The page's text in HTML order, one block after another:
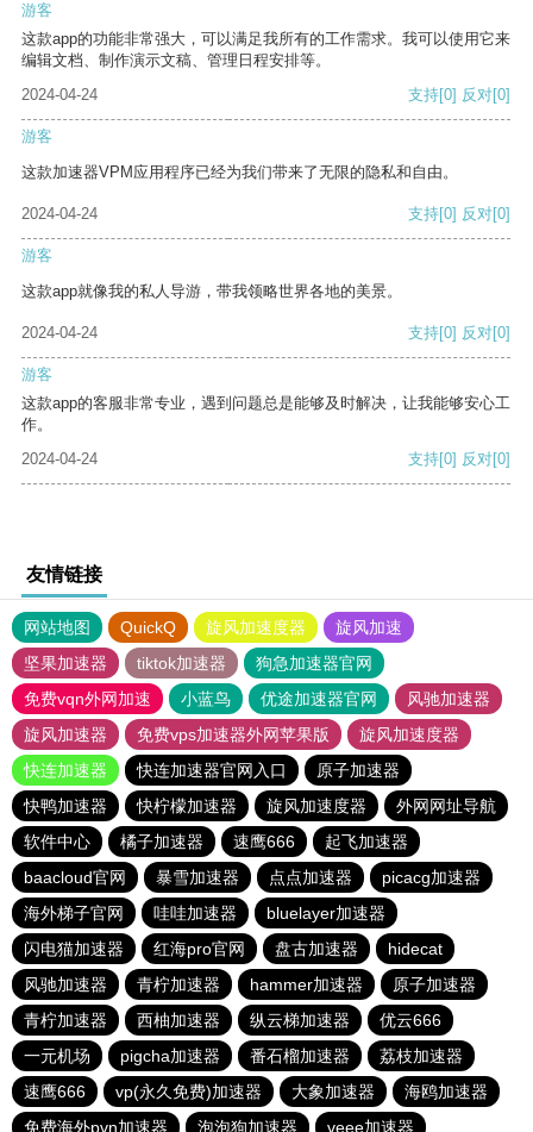
游客
这款app的功能非常强大，可以满足我所有的工作需求。我可以使用它来
编辑文档、制作演示文稿、管理日程安排等。
2024-04-24
支持[0] 反对[0]
游客
这款加速器VPM应用程序已经为我们带来了无限的隐私和自由。
2024-04-24 支持[0] 反对[0]
游客
这款app就像我的私人导游，带我领略世界各地的美景。
2024-04-24 支持[0] 反对[0]
游客
这款app的客服非常专业，遇到问题总是能够及时解决，让我能够安心工
作。
2024-04-24
支持[0] 反对[0]
友情链接
网站地图 QuickQ 旋风加速度器
旋风加速
坚果加速器
tiktok加速器
狗急加速器官网
免费vqn外网加速
小蓝鸟 优途加速器官网
风驰加速器
旋风加速器
免费vps加速器外网苹果版
旋风加速度器
快连加速器
快连加速器官网入口
原子加速器
快鸭加速器
快柠檬加速器 旋风加速度器
外网网址导航
软件中心
橘子加速器 速鹰666
起飞加速器
baacloud官网
暴雪加速器 点点加速器
picacg加速器
海外梯子官网
哇哇加速器
bluelayer加速器
闪电猫加速器
红海pro官网 盘古加速器
hidecat
风驰加速器
青柠加速器 hammer加速器
原子加速器
青柠加速器
西柚加速器 纵云梯加速器
优云666
一元机场
pigcha加速器 番石榴加速器
荔枝加速器
速鹰666
vp(永久免费)加速器 大象加速器
海鸥加速器
免费海外pvn加速器
泡泡狗加速器 veee加速器